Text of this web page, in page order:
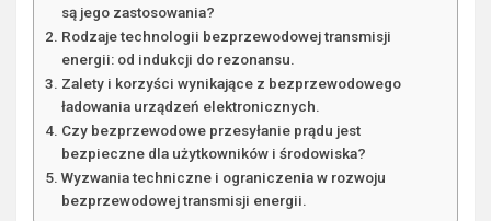
są jego zastosowania?
Rodzaje technologii bezprzewodowej transmisji
energii: od indukcji do rezonansu.
Zalety i korzyści wynikające z bezprzewodowego
ładowania urządzeń elektronicznych.
Czy bezprzewodowe przesyłanie prądu jest
bezpieczne dla użytkowników i środowiska?
Wyzwania techniczne i ograniczenia w rozwoju
bezprzewodowej transmisji energii.